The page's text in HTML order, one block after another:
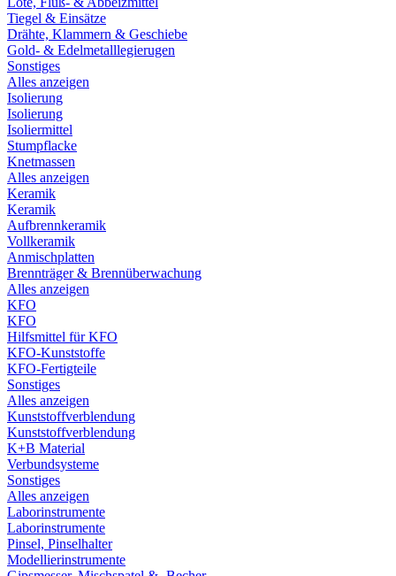
Tiegel & Einsätze
Drähte, Klammern & Geschiebe
Gold- & Edelmetalllegierugen
Sonstiges
Alles anzeigen
Isolierung
Isolierung
Isoliermittel
Stumpflacke
Knetmassen
Alles anzeigen
Keramik
Keramik
Aufbrennkeramik
Vollkeramik
Anmischplatten
Brennträger & Brennüberwachung
Alles anzeigen
KFO
KFO
Hilfsmittel für KFO
KFO-Kunststoffe
KFO-Fertigteile
Sonstiges
Alles anzeigen
Kunststoffverblendung
Kunststoffverblendung
K+B Material
Verbundsysteme
Sonstiges
Alles anzeigen
Laborinstrumente
Laborinstrumente
Pinsel, Pinselhalter
Modellierinstrumente